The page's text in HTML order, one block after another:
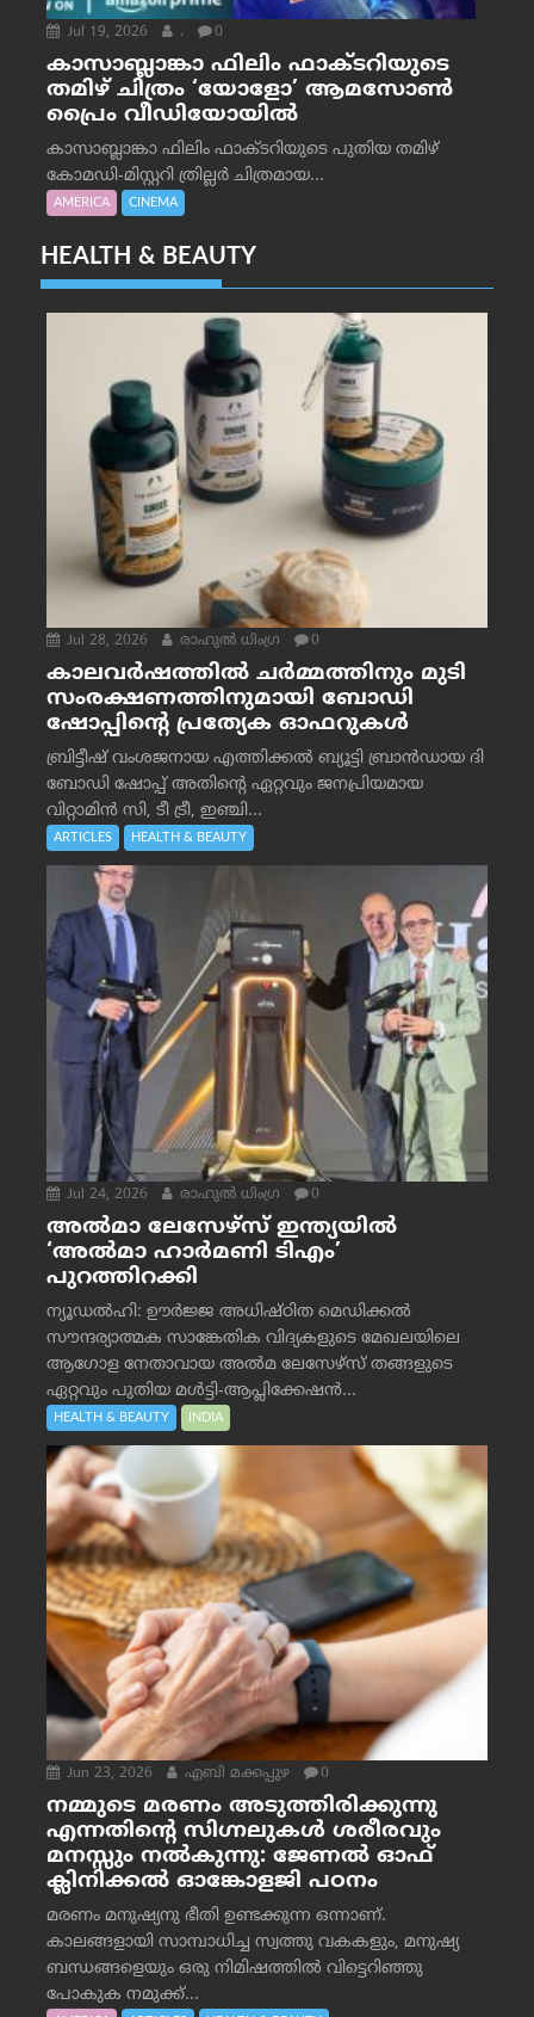
Jul 19, 2026 . 0
കാസാബ്ലാങ്കാ ഫിലിം ഫാക്ടറിയുടെ
തമിഴ് ചിത്രം ‘യോളോ’ ആമസോൺ
പ്രൈം വീഡിയോയിൽ
കാസാബ്ലാങ്കാ ഫിലിം ഫാക്ടറിയുടെ പുതിയ തമിഴ്
കോമഡി-മിസ്റ്ററി ത്രില്ലർ ചിത്രമായ...
AMERICA CINEMA
HEALTH & BEAUTY
Jul 28, 2026 രാഹുല്‍ ധിംഗ്ര 0
കാലവർഷത്തിൽ ചർമ്മത്തിനും മുടി
സംരക്ഷണത്തിനുമായി ബോഡി
ഷോപ്പിന്റെ പ്രത്യേക ഓഫറുകൾ
ബ്രിട്ടീഷ് വംശജനായ എത്തിക്കൽ ബ്യൂട്ടി ബ്രാൻഡായ ദി
ബോഡി ഷോപ്പ് അതിന്റെ ഏറ്റവും ജനപ്രിയമായ
വിറ്റാമിൻ സി, ടീ ട്രീ, ഇഞ്ചി...
ARTICLES HEALTH & BEAUTY
Jul 24, 2026 രാഹുല്‍ ധിംഗ്ര 0
അൽമാ ലേസേഴ്സ് ഇന്ത്യയിൽ
‘അൽമാ ഹാർമണി ടിഎം’
പുറത്തിറക്കി
ന്യൂഡൽഹി: ഊർജ്ജ അധിഷ്ഠിത മെഡിക്കൽ
സൗന്ദര്യാത്മക സാങ്കേതിക വിദ്യകളുടെ മേഖലയിലെ
ആഗോള നേതാവായ അൽമ ലേസേഴ്സ് തങ്ങളുടെ
ഏറ്റവും പുതിയ മൾട്ടി-ആപ്ലിക്കേഷൻ...
HEALTH & BEAUTY INDIA
Jun 23, 2026 എബി മക്കപ്പുഴ 0
നമ്മുടെ മരണം അടുത്തിരിക്കുന്നു
എന്നതിന്റെ സിഗ്നലുകൾ ശരീരവും
മനസ്സും നല്‍കുന്നു: ജേണല്‍ ഓഫ്
ക്ലിനിക്കല്‍ ഓങ്കോളജി പഠനം
മരണം മനുഷ്യനു ഭീതി ഉണ്ടക്കുന്ന ഒന്നാണ്.
കാലങ്ങളായി സാമ്പാധിച്ച സ്വത്തു വകകളും, മനുഷ്യ
ബന്ധങ്ങളെയും ഒരു നിമിഷത്തിൽ വിട്ടെറിഞ്ഞു
പോകുക നമുക്ക്...